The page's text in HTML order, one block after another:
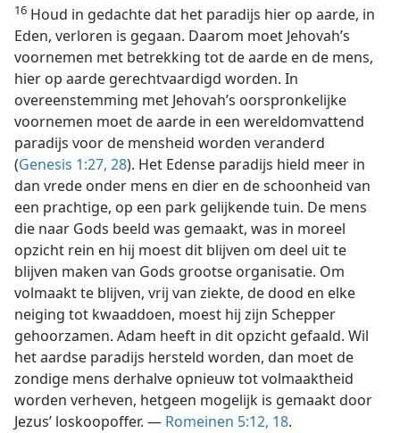
16 Houd in gedachte dat het paradijs hier op aarde, in
Eden, verloren is gegaan. Daarom moet Jehovah’s
voornemen met betrekking tot de aarde en de mens,
hier op aarde gerechtvaardigd worden. In
overeenstemming met Jehovah’s oorspronkelijke
voornemen moet de aarde in een wereldomvattend
paradijs voor de mensheid worden veranderd
(Genesis 1:27, 28). Het Edense paradijs hield meer in
dan vrede onder mens en dier en de schoonheid van
een prachtige, op een park gelijkende tuin. De mens
die naar Gods beeld was gemaakt, was in moreel
opzicht rein en hij moest dit blijven om deel uit te
blijven maken van Gods grootse organisatie. Om
volmaakt te blijven, vrij van ziekte, de dood en elke
neiging tot kwaaddoen, moest hij zijn Schepper
gehoorzamen. Adam heeft in dit opzicht gefaald. Wil
het aardse paradijs hersteld worden, dan moet de
zondige mens derhalve opnieuw tot volmaaktheid
worden verheven, hetgeen mogelijk is gemaakt door
Jezus’ loskoopoffer. — Romeinen 5:12, 18.